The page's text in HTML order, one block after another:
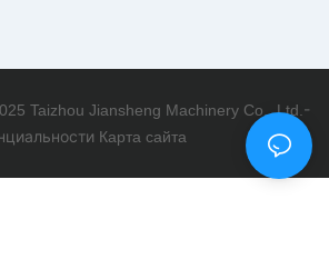
Taizhou Jiansheng Machinery Co., Ltd. -
Карта сайта